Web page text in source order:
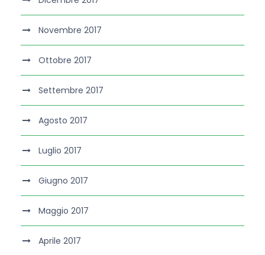
Novembre 2017
Ottobre 2017
Settembre 2017
Agosto 2017
Luglio 2017
Giugno 2017
Maggio 2017
Aprile 2017